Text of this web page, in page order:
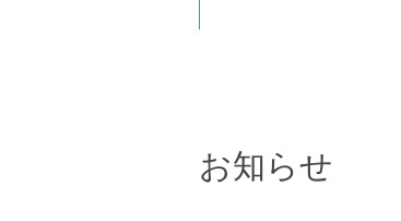
お知らせ